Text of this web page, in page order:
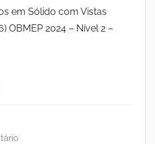
em Sólido com Vistas
OBMEP 2024 – Nível 2 –